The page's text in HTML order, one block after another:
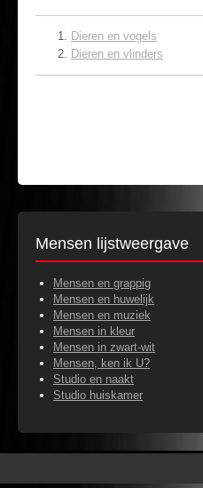
Dieren en vogels
Dieren en vlinders
Mensen lijstweergave
Mensen en grappig
Mensen en huwelijk
Mensen en muziek
Mensen in kleur
Mensen in zwart-wit
Mensen, ken ik U?
Studio en naakt
Studio huiskamer